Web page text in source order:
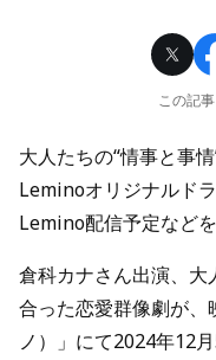
この記
大人たちの“情事と事
Leminoオリジナルド
Lemino配信予定などを
倉科カナさん出演、大
合った恋愛群像劇が、
ノ）」にて2024年12